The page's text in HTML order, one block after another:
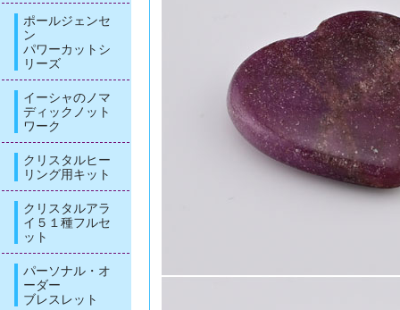
ポールジェンセ
ン
パワーカットシ
リーズ
イーシャのノマ
ディックノット
ワーク
クリスタルヒー
リング用キット
クリスタルアラ
イ５１種フルセ
ット
パーソナル・オ
ーダー
ブレスレット